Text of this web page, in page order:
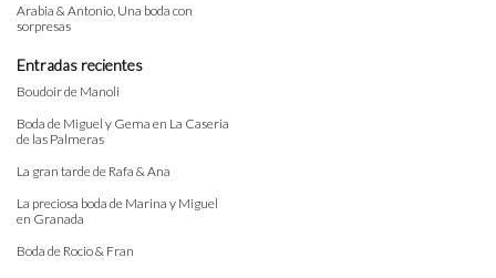
Arabia & Antonio, Una boda con
sorpresas
Entradas recientes
Boudoir de Manoli
Boda de Miguel y Gema en La Caseria
de las Palmeras
La gran tarde de Rafa & Ana
La preciosa boda de Marina y Miguel
en Granada
Boda de Rocio & Fran